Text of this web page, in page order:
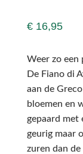
€16,95
Weer zo een
De Fiano di
aan de
bloemen en
gepaard met
geurig maar
zuren dan de